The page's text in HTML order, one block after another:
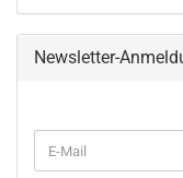
Newsletter-
ZUR
E-
Mail